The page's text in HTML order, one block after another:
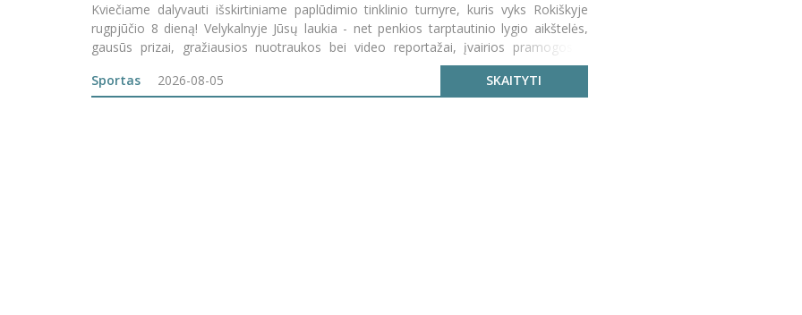
Kviečiame dalyvauti išskirtiniame paplūdimio tinklinio turnyre, kuris vyks Rokiškyje
rugpjūčio 8 dieną! Velykalnyje Jūsų laukia - net penkios tarptautinio lygio aikštelės,
gausūs prizai, gražiausios nuotraukos bei video reportažai, įvairios pramogos ir
Sportas
2026-08-05 SKAITYTI